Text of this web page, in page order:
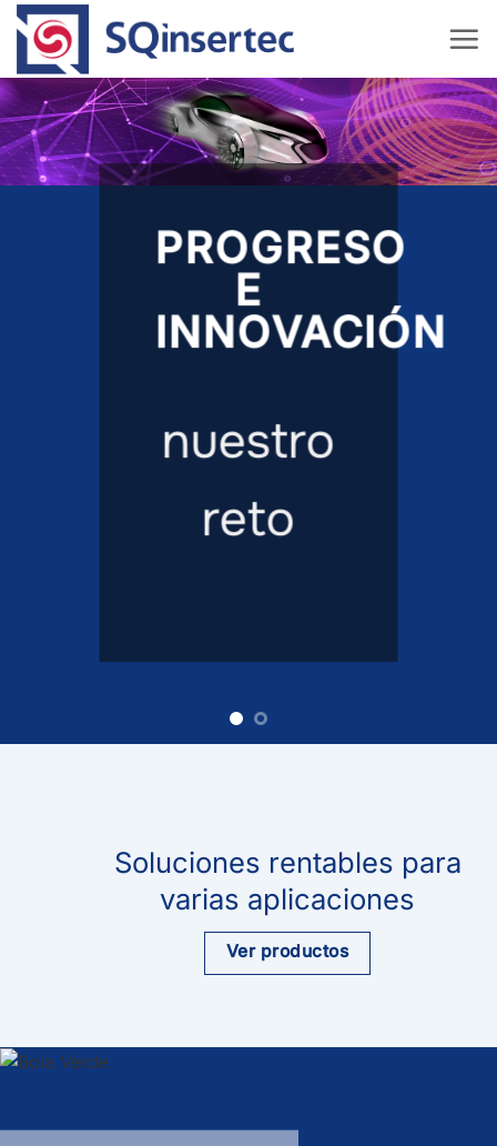
Saltar
contenido
PROGRESO
E
INNOVACIÓN
nuestro
reto
Soluciones rentables para
varias aplicaciones
Ver productos